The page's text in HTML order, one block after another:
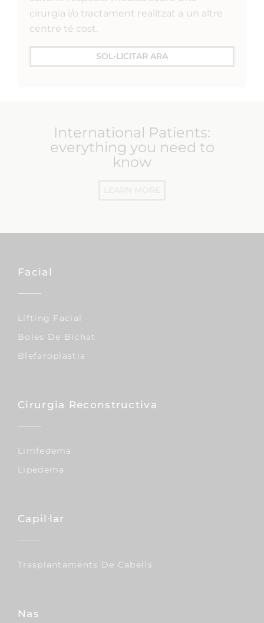
cirurgia i/o tractament realitzat a un altre
centre té cost.
SOL•LICITAR ARA
International Patients:
everything you need to
know
Facial
Lífting Facial
Boles De Bichat
Blefaroplastia
Cirurgia Reconstructiva
Limfedema
Lipedema
Capil·lar
Trasplantaments De Cabells
Nas